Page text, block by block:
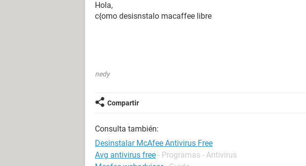
Hola,
c{omo desisnstalo macaffee libre
nedy
Compartir
Consulta también:
Desinstalar McAfee Antivirus Free
Avg antivirus free - Programas - Antivirus